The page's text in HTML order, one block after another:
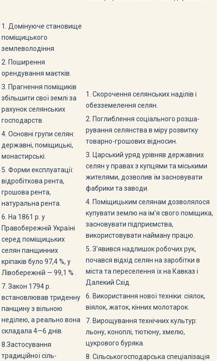
1. Домінуюче становище
поміщи­цького
землеволодіння
2. Поширення
орендування маєтків.
3. Прагнення поміщиків
збільшити свої землі за
рахунок селянських
господарств.
4. Основні групи селян:
державні, поміщицькі,
монастирські.
5. Форми експлуатації:
відробітко­ва рента,
грошова рента,
натураль­на рента.
6. На 1861 р. у
Правобережній Україні
серед поміщицьких
селян панщинних
кріпаків було 97,4 %, у
Лівобережній — 99,1 % .
7. Закон 1794 р.
встановлював три­денну
панщину з вільною
неділею, а реально вона
складала 4—6 днів.
8.Застосування
традиційної сіль­
1. Скорочення селянських наділів і
обезземелення селян.
2. Поглиблення соціального розша­
рування селянства в міру розвитку
товарно-грошових відносин.
3. Царський уряд урівняв держав­них
селян у правах з купцями та міськими
жителями, дозволив їм засновувати
фабрики та заводи.
4. Поміщицьким селянам дозволя­лося
купувати землю на ім'я свого поміщика,
засновувати підприємс­тва,
використовувати найману працю.
5. З'явився надлишок робочих рук,
почався відхід селян на заробітки в
міста та переселення їх на Кав­каз і
Далекий Схід.
6. Використання нової техніки: сіялок,
віялок, жаток, кінних мо­лотарок.
7. Вирощування технічних куль­тур:
льону, коноплі, тютюну, хмелю,
цукрового буряка.
8. Сільськогосподарська спеціалі­зація